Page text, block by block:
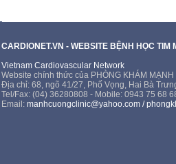
CARDIONET.VN - WEBSITE BỆNH HỌC TIM
Vietnam Cardiovascular Network
Website chính thức của PHÒNG KHÁM
Địa chỉ: 68, ngõ 41/27, Phố Vọng, Hai Bà
Tel/Fax: (04) 36280808 - Mobile: 0943 75 68
Email:manhcuongclinic@yahoo.com /